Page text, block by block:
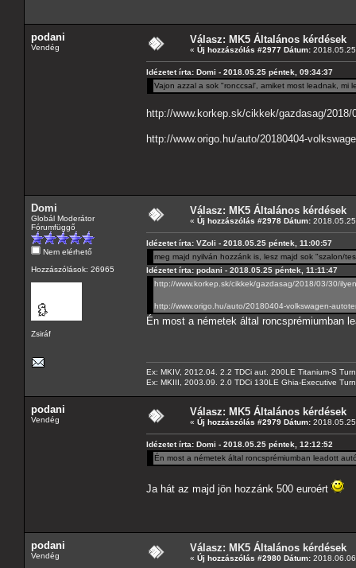
podani
Vendég
Válasz: MK5 Általános kérdések
« Új hozzászólás #2977 Dátum:
Idézetet írta: Domi - 2018.05.25 péntek, 09:34:37
Vajon azzal a sok "ronccsal', amiket most leadnak, mi
http://www.korkep.sk/cikkek/gazdasag/
http://www.origo.hu/auto/20180404-
Domi
Globál Moderátor
Fórumfüggő
Nem elérhető
Hozzászólások: 26965
Zsiráf
Válasz: MK5 Általános kérdések
« Új hozzászólás #2978 Dátum:
Idézetet írta: VZoli - 2018.05.25 péntek, 11:00:57
meg majd nyilván hozzánk is, lesz majd sok "szalon/
Idézetet írta: podani - 2018.05.25 péntek, 11:11:47
http://www.korkep.sk/cikkek/gazdasag/2018/03/30/
http://www.origo.hu/auto/20180404-volkswagen-
Én most a németek által roncsprémiumban
Ex: MKIV, 2012.04. 2.2 TDCi aut. 200LE Titanium-S
Ex: MKIII, 2003.09. 2.0 TDCi 130LE Ghia-Executive
podani
Vendég
Válasz: MK5 Általános kérdések
« Új hozzászólás #2979 Dátum:
Idézetet írta: Domi - 2018.05.25 péntek, 12:12:52
Én most a németek által roncsprémiumban leadott
Ja hát az majd jön hozzánk 500 euroért
podani
Vendég
Válasz: MK5 Általános kérdések
« Új hozzászólás #2980 Dátum: